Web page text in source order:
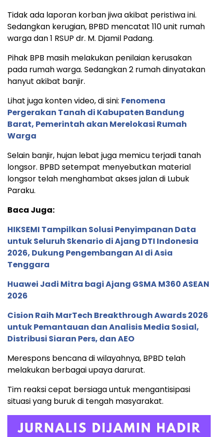
Tidak ada laporan korban jiwa akibat peristiwa ini.
Sedangkan kerugian, BPBD mencatat 110 unit rumah
warga dan 1 RSUP dr. M. Djamil Padang.
Pihak BPB masih melakukan penilaian kerusakan
pada rumah warga. Sedangkan 2 rumah dinyatakan
hanyut akibat banjir.
Lihat juga konten video, di sini: Fenomena
Pergerakan Tanah di Kabupaten Bandung
Barat, Pemerintah akan Merelokasi Rumah
Warga
Selain banjir, hujan lebat juga memicu terjadi tanah
longsor. BPBD setempat menyebutkan material
longsor telah menghambat akses jalan di Lubuk
Paraku.
Baca Juga:
HIKSEMI Tampilkan Solusi Penyimpanan Data
untuk Seluruh Skenario di Ajang DTI Indonesia
2026, Dukung Pengembangan AI di Asia
Tenggara
Huawei Jadi Mitra bagi Ajang GSMA M360 ASEAN
2026
Cision Raih MarTech Breakthrough Awards 2026
untuk Pemantauan dan Analisis Media Sosial,
Distribusi Siaran Pers, dan AEO
Merespons bencana di wilayahnya, BPBD telah
melakukan berbagai upaya darurat.
Tim reaksi cepat bersiaga untuk mengantisipasi
situasi yang buruk di tengah masyarakat.